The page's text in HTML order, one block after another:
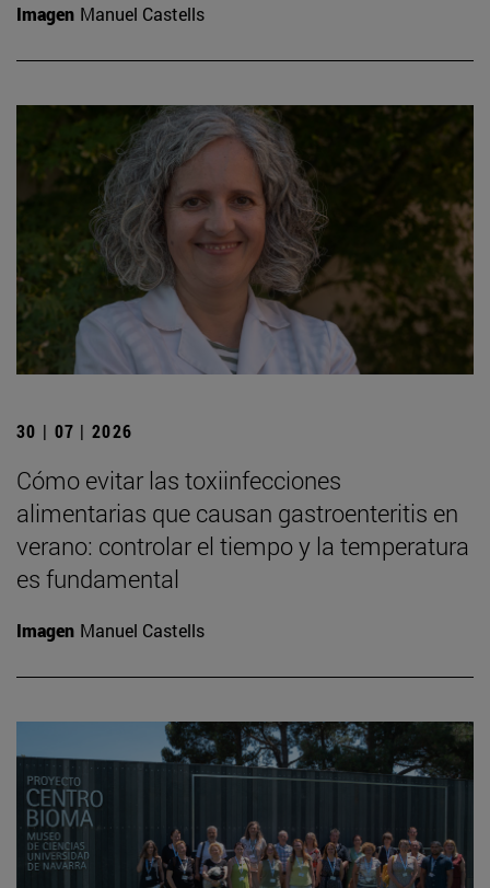
Imagen Manuel Castells
30 | 07 | 2026
Cómo evitar las toxiinfecciones
alimentarias que causan gastroenteritis en
verano: controlar el tiempo y la temperatura
es fundamental
Imagen Manuel Castells